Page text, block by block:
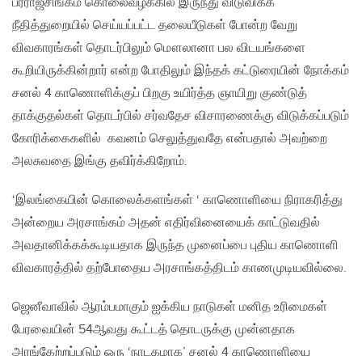
நீதித்துறையில் செய்யப்பட்ட தலையீடுகள் போன்ற வேறு
விவகாரங்கள் தொடர்பிலும் மௌலானா பல விடயங்களை
கூறியிருக்கின்றார் என்ற போதிலும் இந்தக் கட்டுரையின் நோக்கம்
சனல் 4 காணொளிக்குப் பிறகு உயிர்த்த ஞாயிறு குண்டுத்
தாக்குதல்கள் தொடர்பில் சர்வதேச விசாரணைக்கு விடுக்கப்படும்
கோரிக்கைகளில் கவனம் செலுத்துவதே என்பதால் அவற்றை
அலசுவதை இங்கு தவிர்க்கிறோம்.
‘இலங்கையின் கொலைக்களங்கள் ‘ காணொளியை நிராகரித்து
அன்றைய அரசாங்கம் அதன் எதிர்வினையைக் காட்டுவதில்
அவதானிக்கக்கூடியதாக இருந்த முனைப்பை புதிய காணொளி
விவகாரத்தில் தற்போதைய அரசாங்கத்திடம் காணமுடியவில்லை.
ஜெனீவாவில் ஆரம்பமாகும் ஐக்கிய நாடுகள் மனித உரிமைகள்
பேரவையின் 54ஆவது கூட்டத் தொடருக்கு முன்னதாக
அரங்கேற்றப்படும் ஒரு ‘நாடகமாக’ சனல் 4 காணொளியை